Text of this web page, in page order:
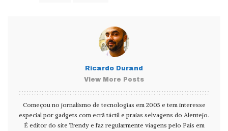
Ricardo Durand
View More Posts
Começou no jornalismo de tecnologias em 2005 e tem interesse
especial por gadgets com ecrã táctil e praias selvagens do Alentejo.
É editor do site Trendy e faz regularmente viagens pelo País em